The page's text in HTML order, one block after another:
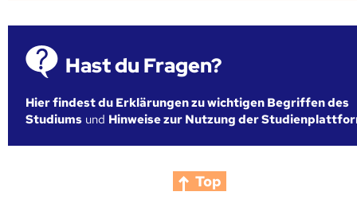
Hast du Fragen?
Hier findest du Erklärungen zu wichtigen Begriffen des
Studiums und Hinweise zur Nutzung der
Top